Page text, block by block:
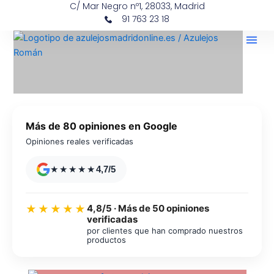
contenido
C/ Mar Negro nº1, 28033, Madrid
91 763 23 18
Más de 80 opiniones en Google
Opiniones reales verificadas
★★★★★4,7/5
★★★★★ 4,8/5 · Más de 50 opiniones
verificadas
por clientes que han comprado nuestros
productos